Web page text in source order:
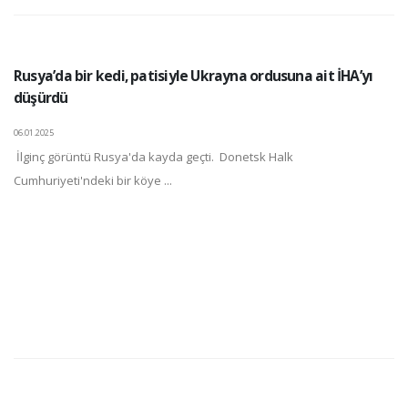
Rusya’da bir kedi, patisiyle Ukrayna ordusuna ait İHA’yı
düşürdü
06.01.2025
İlginç görüntü Rusya'da kayda geçti. Donetsk Halk
Cumhuriyeti'ndeki bir köye ...